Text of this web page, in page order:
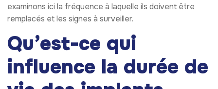
examinons ici la fréquence à laquelle ils doivent être
remplacés et les signes à surveiller.
Qu’est-ce qui
influence la durée de